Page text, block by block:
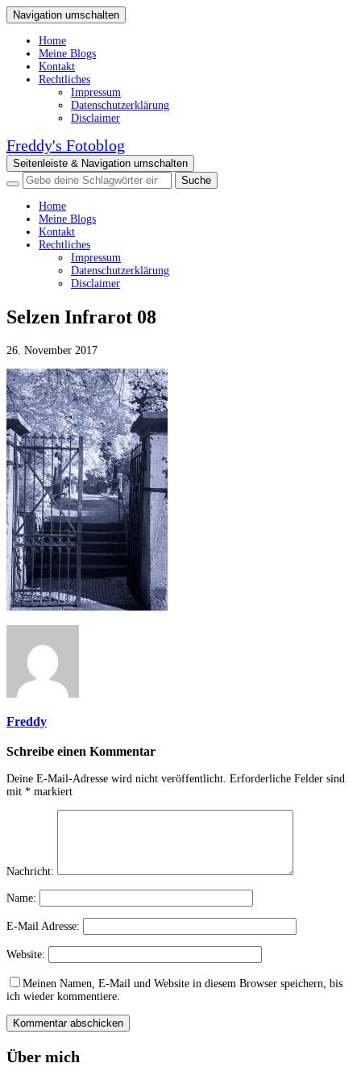
Navigation umschalten
Home
Meine Blogs
Kontakt
Rechtliches
Impressum
Datenschutzerklärung
Disclaimer
Freddy's Fotoblog
Seitenleiste & Navigation umschalten
Home
Meine Blogs
Kontakt
Rechtliches
Impressum
Datenschutzerklärung
Disclaimer
Selzen Infrarot 08
26. November 2017
Freddy
Schreibe einen Kommentar
Deine E-Mail-Adresse wird nicht veröffentlicht. Erforderliche Felder sind
mit * markiert
Nachricht:
Name:
E-Mail Adresse:
Website:
Meinen Namen, E-Mail und Website in diesem Browser speichern, bis
ich wieder kommentiere.
Über mich